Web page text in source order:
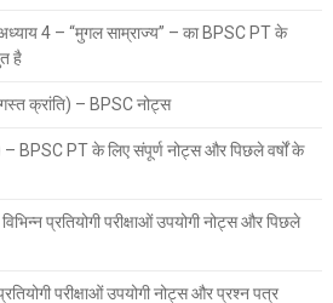
4 – “मुगल साम्राज्य” – का BPSC PT के
है
क्रांति) – BPSC नोट्स
BPSC PT के लिए संपूर्ण नोट्स और पिछले वर्षों के
प्रतियोगी परीक्षाओं उपयोगी नोट्स और पिछले
परीक्षाओं उपयोगी नोट्स और प्रश्न पत्र